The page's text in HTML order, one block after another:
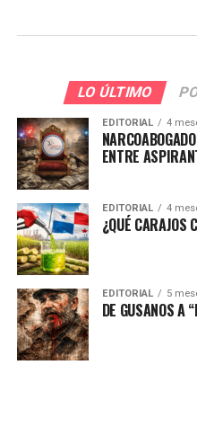
LO ÚLTIMO
EDITORIAL 4
ENTRE
EDITORIAL 4
¿QUÉ CARAJOS
EDITORIAL 5
DE GUSANOS A